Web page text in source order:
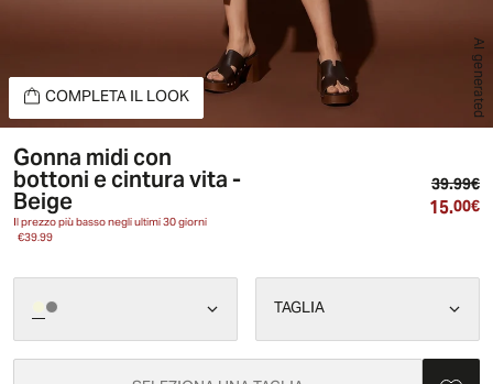
AI generated
COMPLETA IL LOOK
Gonna midi con
bottoni e cintura vita -
Beige
Il prezzo più basso negli ultimi 30 giorni
€39.99
39.99€
15.00€
TAGLIA